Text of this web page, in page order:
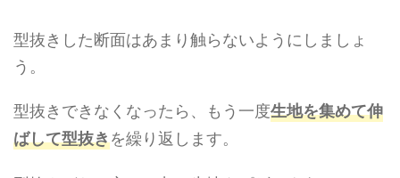
型抜きした断面はあまり触らないようにしましょ
う。
型抜きできなくなったら、もう一度生地を集めて伸
ばして型抜きを繰り返します。